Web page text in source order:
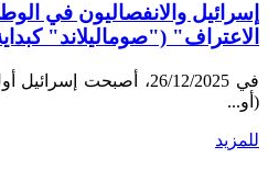
إسرائيل والانفصاليون في
الاعتراف" ("صوماليلاند"
في 26/12/2025، أصبحت
(أو...
للمزيد